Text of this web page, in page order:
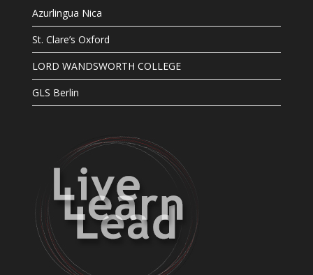
Azurlingua Nica
St. Clare’s Oxford
LORD WANDSWORTH COLLEGE
GLS Berlin